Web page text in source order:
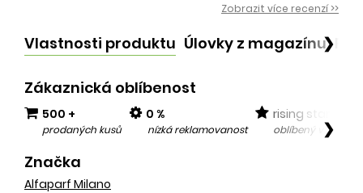
Zobrazit více recenzí >>
Vlastnosti produktu Úlovky z magazínu❯
Zákaznická oblíbenost
500 +
prodaných kusů
0 %
nízká reklamovanost
rising star
oblíbený v❯
Značka
Alfaparf Milano